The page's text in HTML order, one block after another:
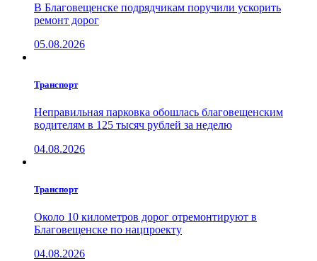
В Благовещенске подрядчикам поручили ускорить
ремонт дорог
05.08.2026
Транспорт
Неправильная парковка обошлась благовещенским
водителям в 125 тысяч рублей за неделю
04.08.2026
Транспорт
Около 10 километров дорог отремонтируют в
Благовещенске по нацпроекту
04.08.2026